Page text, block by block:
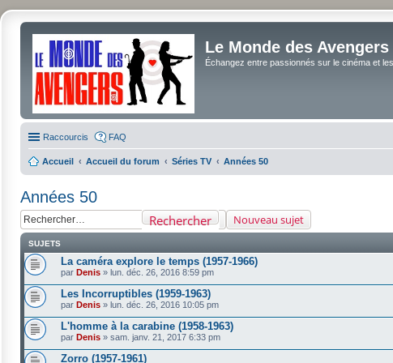
Le Monde des
Échangez entre passionnés sur le cinéma et
Raccourcis FAQ
Accueil Accueil du forum Séries TV Années 50
Années 50
Nouveau sujet
Rechercher
SUJETS
La caméra explore le temps (1957-1966)
par Denis » lun. déc. 26, 2016 8:59 pm
Les Incorruptibles (1959-1963)
par Denis » lun. déc. 26, 2016 10:05 pm
L'homme à la carabine (1958-1963)
par Denis » sam. janv. 21, 2017 6:33 pm
Zorro (1957-1961)